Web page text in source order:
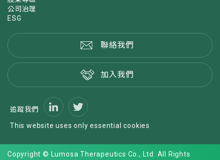
公司治理
ESG
聯絡我們
加入我們
追蹤我們
This website uses only essential cookies
Copyright © Lumosa Therapeutics Co., Ltd. All Rights